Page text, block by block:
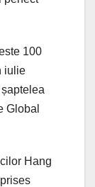
100
iulie
Global
Hang